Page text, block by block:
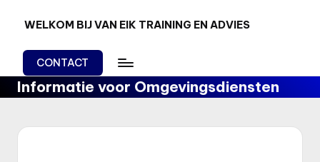
inhoud
WELKOM BIJ VAN EIK TRAINING EN ADVIES
kunnen
naar
CONTACT
Informatie voor Omgevingsdiensten